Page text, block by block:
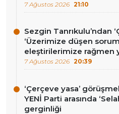
7 Ağustos 2026 21:10
Sezgin Tanrıkulu’ndan
‘Üzerimize düşen
eleştirilerimize rağmen
7 Ağustos 2026 20:39
‘Çerçeve yasa’
YENİ Parti arasında
gerginliği